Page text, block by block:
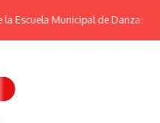
Escuela Municipal de Danzas “El